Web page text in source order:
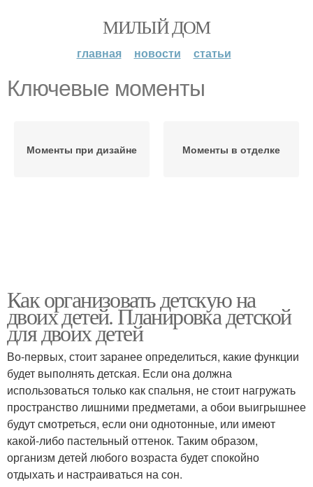
МИЛЫЙ ДОМ
главная новости статьи
Ключевые моменты
Моменты при дизайне Моменты в отделке
Как организовать детскую на
двоих детей. Планировка детской
для двоих детей
Во-первых, стоит заранее определиться, какие функции
будет выполнять детская. Если она должна
использоваться только как спальня, не стоит нагружать
пространство лишними предметами, а обои выигрышнее
будут смотреться, если они однотонные, или имеют
какой-либо пастельный оттенок. Таким образом,
организм детей любого возраста будет спокойно
отдыхать и настраиваться на сон.